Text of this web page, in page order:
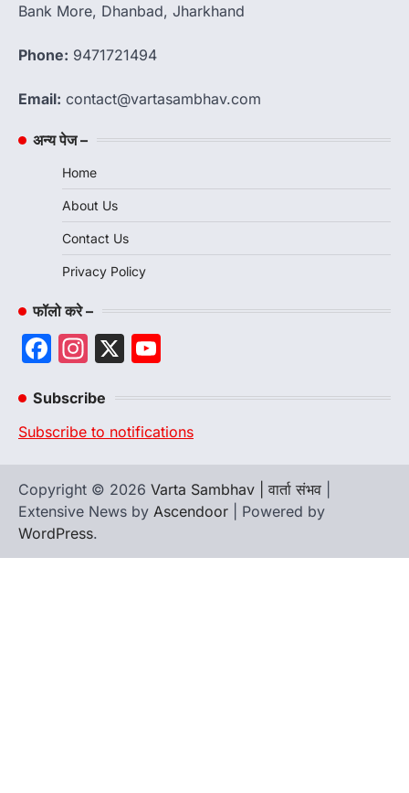
Bank More, Dhanbad, Jharkhand
Phone: 9471721494
Email: contact@vartasambhav.com
अन्य पेज –
Home
About Us
Contact Us
Privacy Policy
फॉलो करे –
Facebook
Instagram
X
Subscribe
Subscribe to notifications
Copyright © 2026 Varta Sambhav | वार्ता संभव
Extensive News by Ascendoor | Powered by
WordPress.